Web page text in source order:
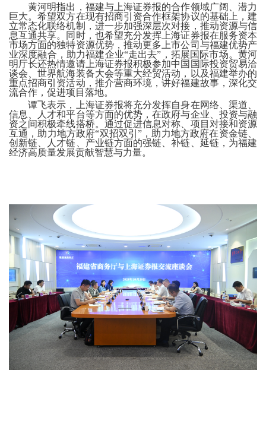
黄河明指出，福建与上海证券报的合作领域广阔、潜力
巨大。希望双方在现有招商引资合作框架协议的基础上，建
立常态化联络机制，进一步加强深层次对接，推动资源与信
息互通共享。同时，也希望充分发挥上海证券报在服务资本
市场方面的独特资源优势，推动更多上市公司与福建优势产
业深度融合，助力福建企业“走出去”，拓展国际市场。黄河
明厅长还热情邀请上海证券报积极参加中国国际投资贸易洽
谈会、世界航海装备大会等重大经贸活动，以及福建举办的
重点招商引资活动，推介营商环境，讲好福建故事，深化交
流合作，促进项目落地。
谭飞表示，上海证券报将充分发挥自身在网络、渠道、
信息、人才和平台等方面的优势，在政府与企业、投资与融
资之间积极牵线搭桥。通过促进信息对称、项目对接和资源
互通，助力地方政府“双招双引”，助力地方政府在资金链、
创新链、人才链、产业链方面的强链、补链、延链，为福建
经济高质量发展贡献智慧与力量。